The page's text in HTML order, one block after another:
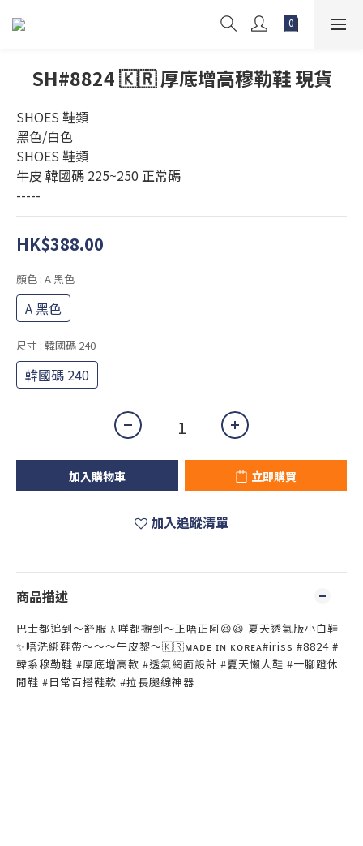
SH#8824 🇰🇷 厚底增高穆勒鞋 現貨
SHOES 鞋類
黑色/白色
SHOES 鞋類
牛皮 韓國碼 225~250 正常碼
-----
HK$388.00
顏色 : A 黑色
A 黑色
尺寸 : 韓國碼 240
韓國碼 240
加入購物車 立即購買
加入追蹤清單
商品描述
巴士都追到～舒服🚶咩都襯到～正唔正阿😆😆 夏天透氣版小白鞋
✨唔洗綁鞋帶～～～牛皮黎～🇰🇷ᴍᴀᴅᴇ ɪɴ ᴋᴏʀᴇᴀ#iriss #8824 #
韓系穆勒鞋 #厚底增高款 #透氣網面設計 #夏天懶人鞋 #一腳蹬休
閒鞋 #日常百搭鞋款 #拉長腿線神器